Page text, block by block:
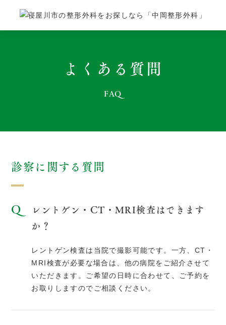
よくある質問
FAQ
診察に関する質問
レントゲン・CT・MRI検査はできます
か？
レントゲン検査は当院で撮影可能です。一方、CT・
MRI検査が必要な場合は、他の病院をご紹介させて
いただきます。ご希望の日時に合わせて、ご予約を
お取りしますのでご相談ください。